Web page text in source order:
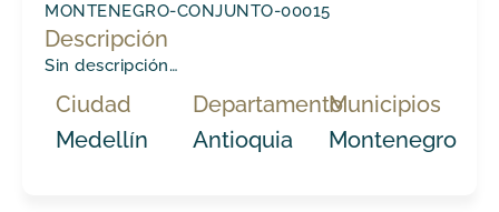
MONTENEGRO-CONJUNTO-00015
Descripción
Sin descripción…
Ciudad
Medellín
Departamento
Antioquia
Municipios
Montenegro